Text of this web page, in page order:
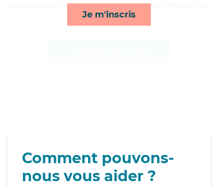
Je m'inscris
ses services de lever/coucher, mobilité, surveillance de nuit
et repas*
Comment pouvons-
nous vous aider ?